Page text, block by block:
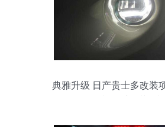
典雅升级 日产贵士多改装